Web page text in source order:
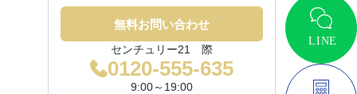
無料お問い合わせ
センチュリー21 際
0120-555-635
9:00～19:00